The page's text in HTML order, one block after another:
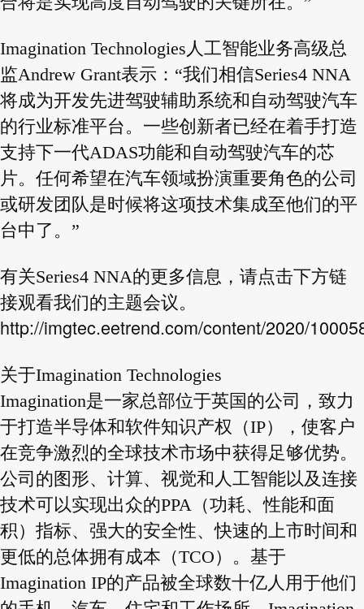
Imagination Technologies人工智能业务高级总
监Andrew Grant表示：“我们相信Series4 NNA
将成为开发先进驾驶辅助系统和自动驾驶汽车
的行业标准平台。一些创新者已经在着手打造
支持下一代ADAS功能和自动驾驶汽车的芯
片。任何希望在汽车领域扮演重要角色的公司
或研发团队是时候将这项技术集成至他们的平
台中了。”
有关Series4 NNA的更多信息，请点击下方链
接观看我们的主题会议。
http://imgtec.eetrend.com/content/2020/
关于Imagination Technologies
Imagination是一家总部位于英国的公司，致力
于打造半导体和软件知识产权（IP），使客户
在竞争激烈的全球技术市场中获得足够优势。
公司的图形、计算、视觉和人工智能以及连接
技术可以实现出众的PPA（功耗、性能和面
积）指标、强大的安全性、快速的上市时间和
更低的总体拥有成本（TCO）。基于
Imagination IP的产品被全球数十亿人用于他们